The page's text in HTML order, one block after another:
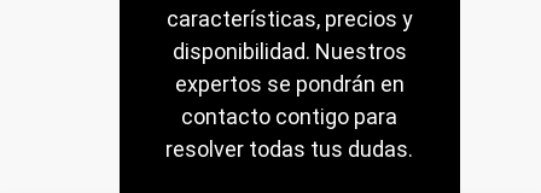
características, precios y
disponibilidad. Nuestros
expertos se pondrán en
contacto contigo para
resolver todas tus dudas.